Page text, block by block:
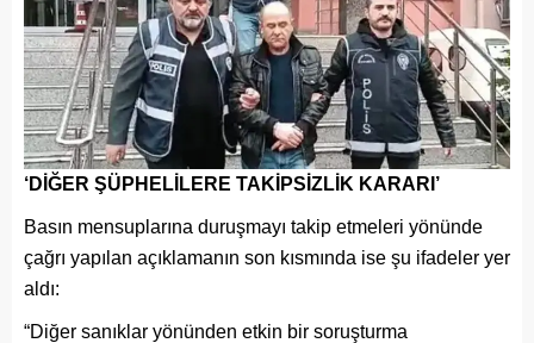
‘DİĞER ŞÜPHELİLERE TAKİPSİZLİK KARARI’
Basın mensuplarına duruşmayı takip etmeleri yönünde
çağrı yapılan açıklamanın son kısmında ise şu ifadeler yer
aldı:
“Diğer sanıklar yönünden etkin bir soruşturma